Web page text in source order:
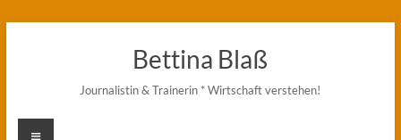
Bettina Blaß
Journalistin & Trainerin * Wirtschaft verstehen!
Menü